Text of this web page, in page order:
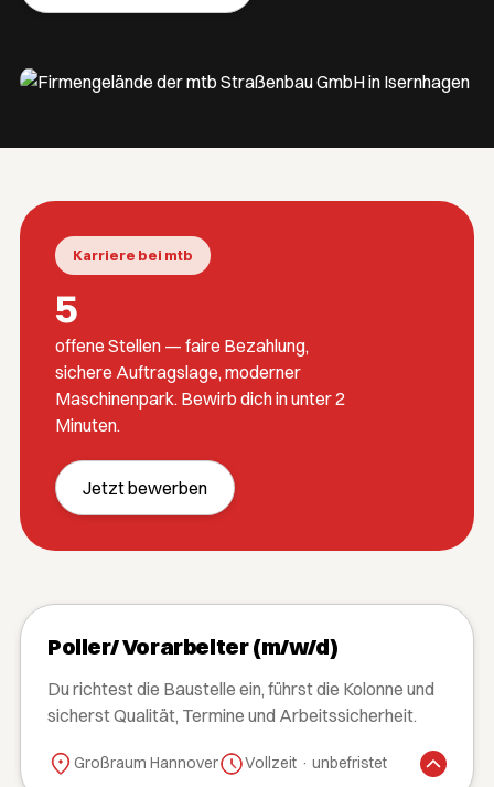
Karriere bei mtb
5
offene Stellen — faire Bezahlung,
sichere Auftragslage, moderner
Maschinenpark. Bewirb dich in unter 2
Minuten.
Jetzt bewerben
Polier/ Vorarbeiter (m/w/d)
Du richtest die Baustelle ein, führst die Kolonne und
sicherst Qualität, Termine und Arbeitssicherheit.
Großraum Hannover Vollzeit · unbefristet